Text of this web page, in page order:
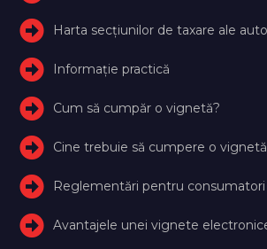
Harta secțiunilor de taxare ale
Informație practică
Cum să cumpăr o vignetă?
Cine trebuie să cumpere o
Reglementări pentru consumatori
Avantajele unei vignete